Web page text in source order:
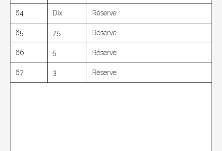
64 Dix Réserve
65 7.5 Réserve
66 5 Réserve
67 3 Réserve